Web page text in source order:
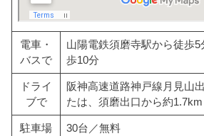
電車・
バスで
山陽電鉄須磨寺駅から徒歩
歩10分
ドライ
ブで
阪神高速道路神戸線月見山
たは、須磨出口から約1.7km
駐車場 30台／無料